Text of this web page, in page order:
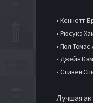
• Кеннетт
• Рюсукэ
• Пол
• Джейн
• Стивен
Лучшая